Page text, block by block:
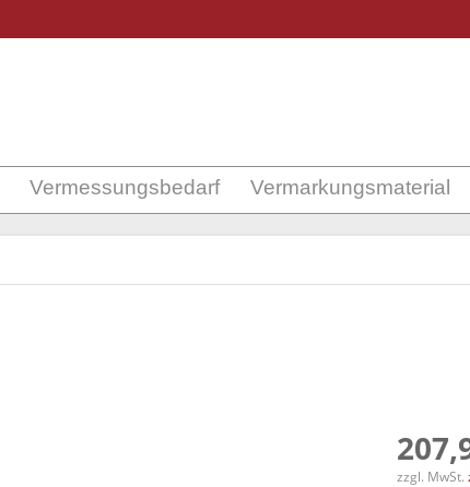
Vermessungsbedarf Vermarkungsmaterial
zzgl. MwSt.